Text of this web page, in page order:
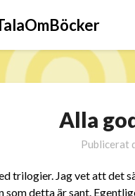
Alla
Publicerat
trilogier. Jag vet att det
som detta är sant.